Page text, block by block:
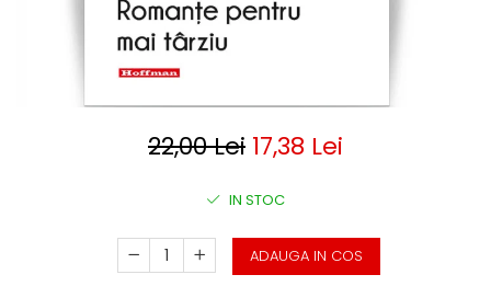
Publicistica / Reportaje / Interviuri
Sociologie si filozofie22,00 Lei 17,38 Lei
IN STOC
ADAUGA IN COS